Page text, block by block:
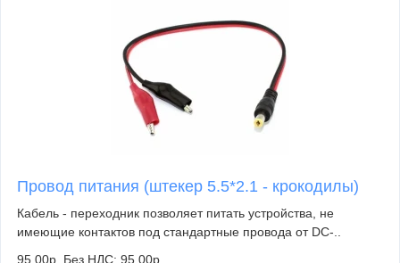
Провод питания (штекер 5.5*2.1 - крокодилы)
Кабель - переходник позволяет питать устройства, не
имеющие контактов под стандартные провода от DC-..
95.00р. Без НДС: 95.00р.